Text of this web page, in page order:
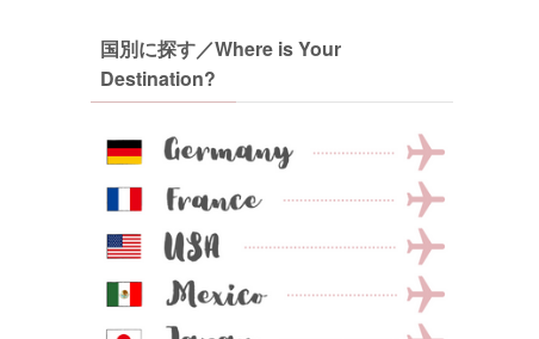
国別に探す／Where is Your
Destination?